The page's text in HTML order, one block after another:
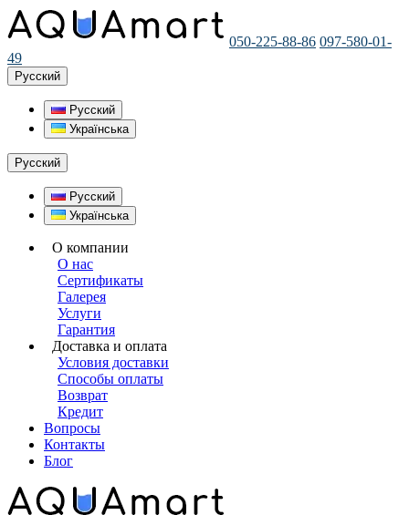
050-225-88-86 097-580-01-
49
Русский
Русский
Українська
Русский
Русский
Українська
О компании
О нас
Сертификаты
Галерея
Услуги
Гарантия
Доставка и оплата
Условия доставки
Способы оплаты
Возврат
Кредит
Вопросы
Контакты
Блог